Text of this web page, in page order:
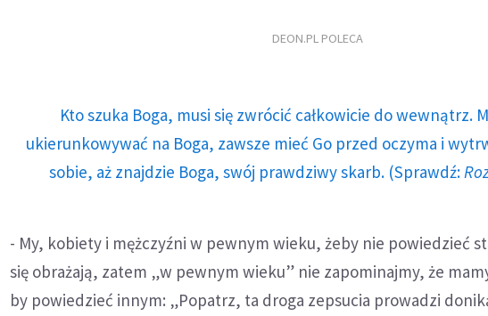
DEON.PL POLECA
Kto szuka Boga, musi się zwrócić całkowicie do wewnątrz.
ukierunkowywać na Boga, zawsze mieć Go przed oczyma i
sobie, aż znajdzie Boga, swój prawdziwy skarb. (Sprawdź:
- My, kobiety i mężczyźni w pewnym wieku, żeby nie powiedzieć
się obrażają, zatem „w pewnym wieku” nie zapominajmy, że
by powiedzieć innym: „Popatrz, ta droga zepsucia prowadzi